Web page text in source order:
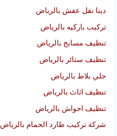
دينا نقل عفش بالرياض
تركيب باركيه بالرياض
تنظيف مسابح بالرياض
تنظيف ستائر بالرياض
جلي بلاط بالرياض
تنظيف اثاث بالرياض
تنظيف احواش بالرياض
شركة تركيب طارد الحمام بالرياض